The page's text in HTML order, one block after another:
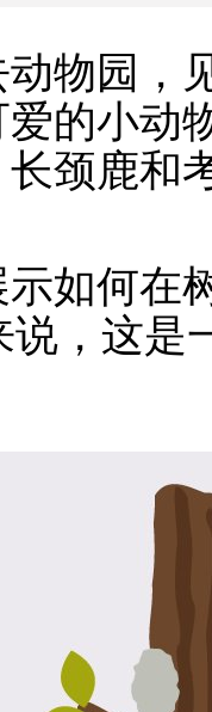
物园，
的小动
颈鹿和
如何在
说，这是